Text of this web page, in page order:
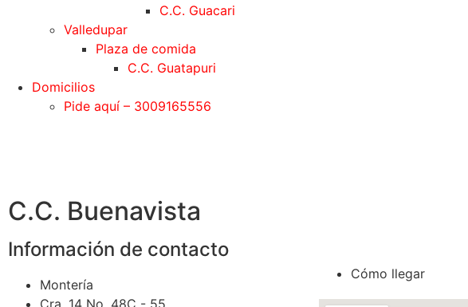
C.C. Guacari
Valledupar
Plaza de comida
C.C. Guatapuri
Domicilios
Pide aquí – 3009165556
C.C. Buenavista
Información de contacto
Montería
Cra. 14 No. 48C - 55
Cómo llegar